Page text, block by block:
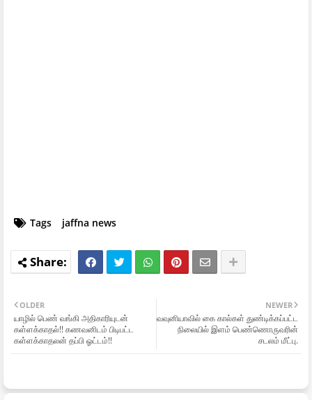
Tags jaffna news
NEWER
வவுனியாவில் கை கால்கள் துண்டிக்கப்பட்ட
நிலையில் இளம் பெண்ணொருவரின்
சடலம் மீட்பு.
OLDER
யாழில் பெண் வங்கி அதிகாரியுடன்
கள்ளக்காதல்!! கணவனிடம் பிடிபட்ட
கள்ளக்காதலன் தப்பி ஓட்டம்!!